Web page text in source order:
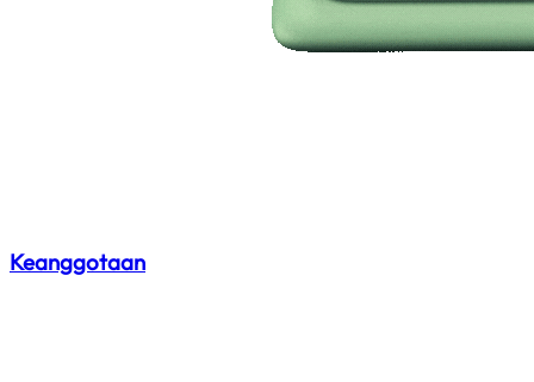
Keanggotaan